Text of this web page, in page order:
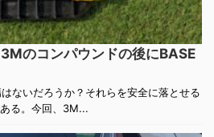
3Mのコンパウンドの後にBASE
ないだろうか？それらを安全に落とせる
る。今回、3M...